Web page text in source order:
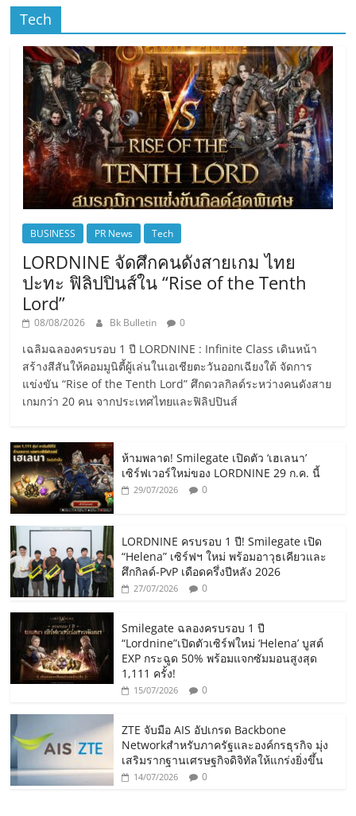
Tech
BUSINESS PR News Tech
LORDNINE จัดศึกคนดังสายเกม ไทย
ปะทะ ฟิลิปปินส์ใน “Rise of the Tenth
Lord”
08/08/2026 Bk Bulletin 0
เฉลิมฉลองครบรอบ 1 ปี LORDNINE : Infinite Class เดินหน้า
สร้างสีสันให้คอมมูนิตี้ผู้เล่นในเอเชียตะวันออกเฉียงใต้ จัดการ
แข่งขัน “Rise of the Tenth Lord” ศึกดวลกิลด์ระหว่างคนดังสาย
เกมกว่า 20 คน จากประเทศไทยและฟิลิปปินส์
ห้ามพลาด! Smilegate เปิดตัว ‘เฮเลนา’
เซิร์ฟเวอร์ใหม่ของ LORDNINE 29 ก.ค. นี้
29/07/2026 0
LORDNINE ครบรอบ 1 ปี! Smilegate เปิด
“Helena” เซิร์ฟฯ ใหม่ พร้อมอาวุธเคียวและ
ศึกกิลด์-PvP เดือดครึ่งปีหลัง 2026
27/07/2026 0
Smilegate ฉลองครบรอบ 1 ปี
“Lordnine”เปิดตัวเซิร์ฟใหม่ ‘Helena’ บูสต์
EXP กระฉูด 50% พร้อมแจกซัมมอนสูงสุด
1,111 ครั้ง!
15/07/2026 0
ZTE จับมือ AIS อัปเกรด Backbone
Networkสำหรับภาครัฐและองค์กรธุรกิจ มุ่ง
เสริมรากฐานเศรษฐกิจดิจิทัลให้แกร่งยิ่งขึ้น
14/07/2026 0